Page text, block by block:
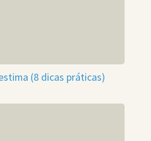
(8 dicas práticas)